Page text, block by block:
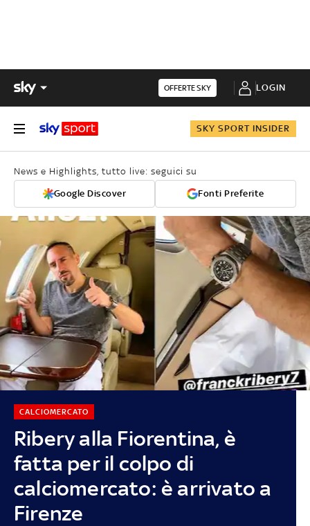
OFFERTE SKY LOGIN
SKY SPORT INSIDER
News e Highlights, tutto live: seguici su
Google Discover Fonti Preferite
Ribery alla Fiorentina, è
fatta per il colpo di
calciomercato: è arrivato a
Firenze
CALCIOMERCATO